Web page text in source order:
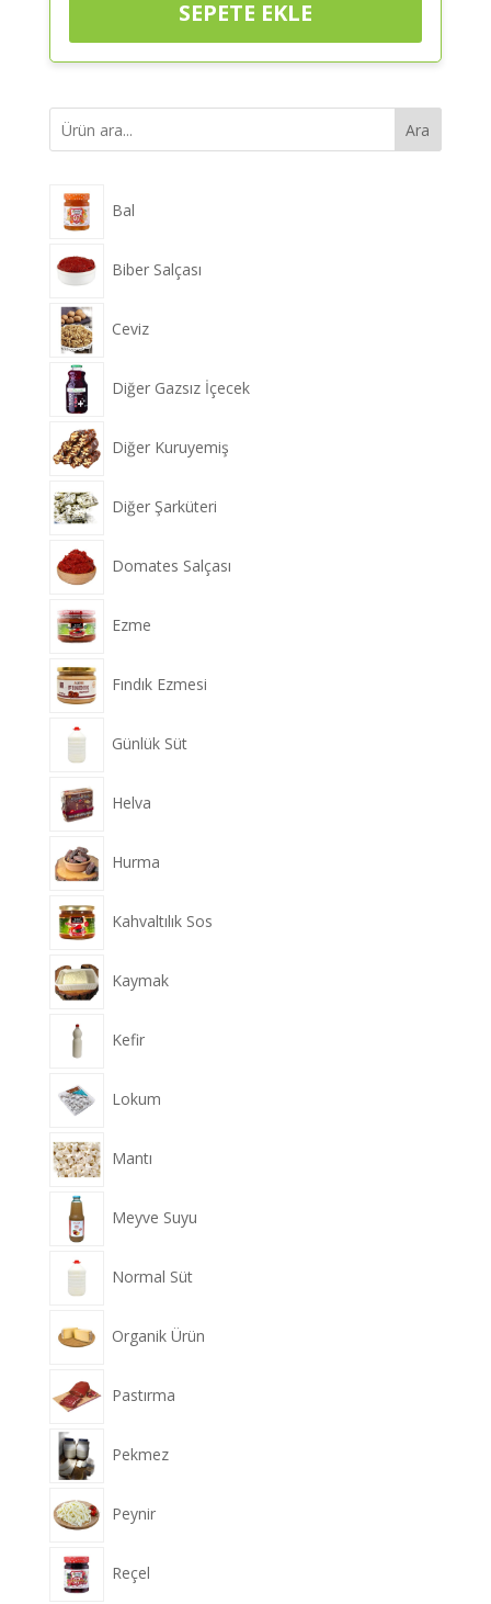
SEPETE EKLE
Ara
Bal
Biber Salçası
Ceviz
Diğer Gazsız İçecek
Diğer Kuruyemiş
Diğer Şarküteri
Domates Salçası
Ezme
Fındık Ezmesi
Günlük Süt
Helva
Hurma
Kahvaltılık Sos
Kaymak
Kefir
Lokum
Mantı
Meyve Suyu
Normal Süt
Organik Ürün
Pastırma
Pekmez
Peynir
Reçel